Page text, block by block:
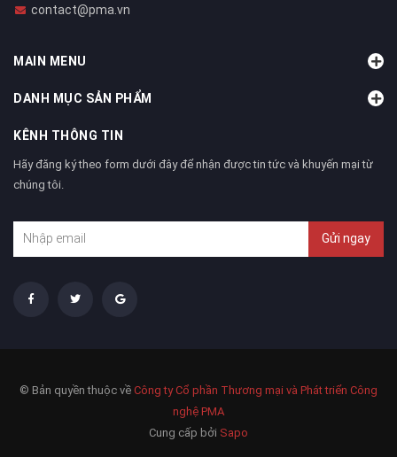
contact@pma.vn
MAIN MENU
DANH MỤC SẢN PHẨM
KÊNH THÔNG TIN
Hãy đăng ký theo form dưới đây để nhận được tin tức và khuyến mại từ
chúng tôi.
Gửi ngay
© Bản quyền thuộc về Công ty Cổ phần Thương mại và Phát triển Công
nghệ PMA
Cung cấp bởi Sapo